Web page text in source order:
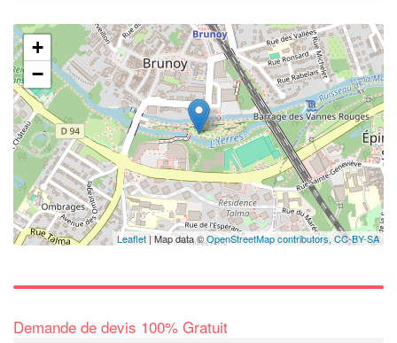
+
−
Leaflet | Map data ©OpenStreetMap contributors, CC-BY-SA
Demande de devis 100% Gratuit